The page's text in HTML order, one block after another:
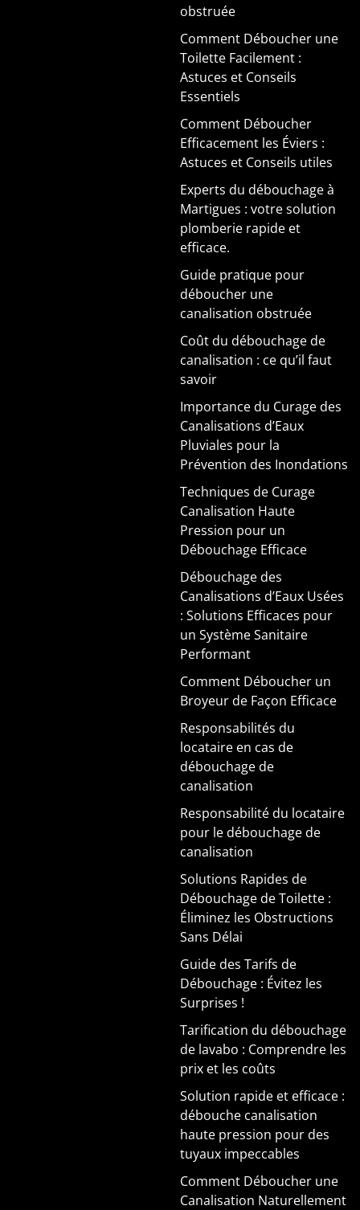
obstruée
Comment Déboucher une
Toilette Facilement :
Astuces et Conseils
Essentiels
Comment Déboucher
Efficacement les Éviers :
Astuces et Conseils utiles
Experts du débouchage à
Martigues : votre solution
plomberie rapide et
efficace.
Guide pratique pour
déboucher une
canalisation obstruée
Coût du débouchage de
canalisation : ce qu’il faut
savoir
Importance du Curage des
Canalisations d’Eaux
Pluviales pour la
Prévention des Inondations
Techniques de Curage
Canalisation Haute
Pression pour un
Débouchage Efficace
Débouchage des
Canalisations d’Eaux Usées
: Solutions Efficaces pour
un Système Sanitaire
Performant
Comment Déboucher un
Broyeur de Façon Efficace
Responsabilités du
locataire en cas de
débouchage de
canalisation
Responsabilité du locataire
pour le débouchage de
canalisation
Solutions Rapides de
Débouchage de Toilette :
Éliminez les Obstructions
Sans Délai
Guide des Tarifs de
Débouchage : Évitez les
Surprises !
Tarification du débouchage
de lavabo : Comprendre les
prix et les coûts
Solution rapide et efficace :
débouche canalisation
haute pression pour des
tuyaux impeccables
Comment Déboucher une
Canalisation Naturellement